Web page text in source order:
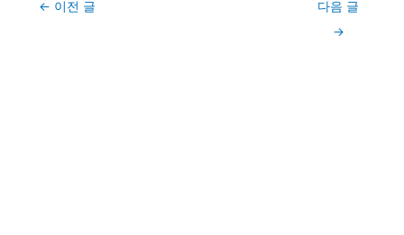
← 이전 글
다음 글
→